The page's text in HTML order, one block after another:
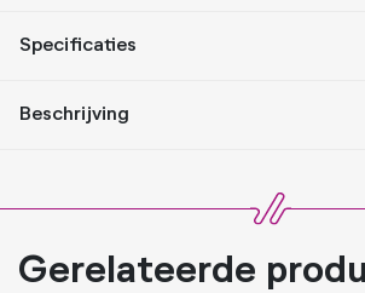
Specificaties
Beschrijving
Gerelateerde